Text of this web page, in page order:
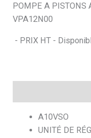
h
e
POMPE A PISTONS
VPA12N00
- PRIX HT -
A10VSO
UNITÉ DE